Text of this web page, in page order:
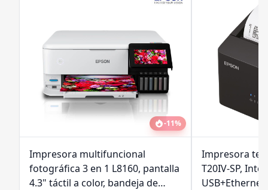
-11%
Impresora multifuncional
fotográfica 3 en 1 L8160, pantalla
4.3" táctil a color, bandeja de
Impresora
T20IV-SP,